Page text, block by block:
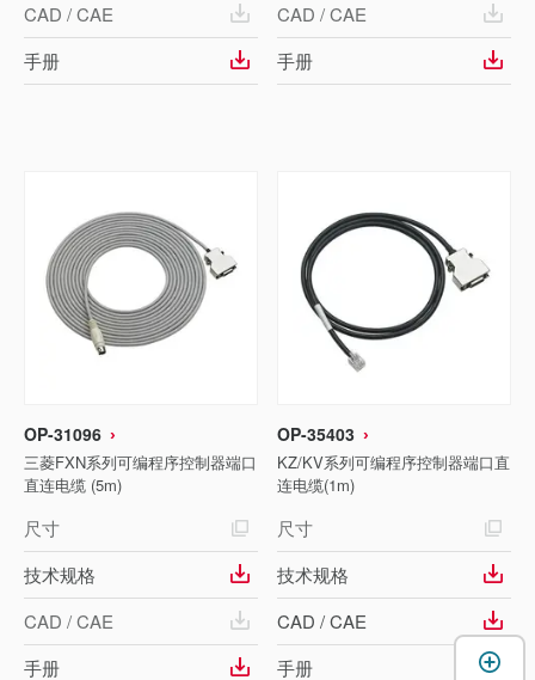
CAD / CAE
手册
CAD / CAE
手册
OP-31096
三菱FXN系列可编程序控制器端口
直连电缆 (5m)
尺寸
技术规格
CAD / CAE
手册
OP-35403
KZ/KV系列可编程序控制器端口直
连电缆(1m)
尺寸
技术规格
CAD / CAE
手册